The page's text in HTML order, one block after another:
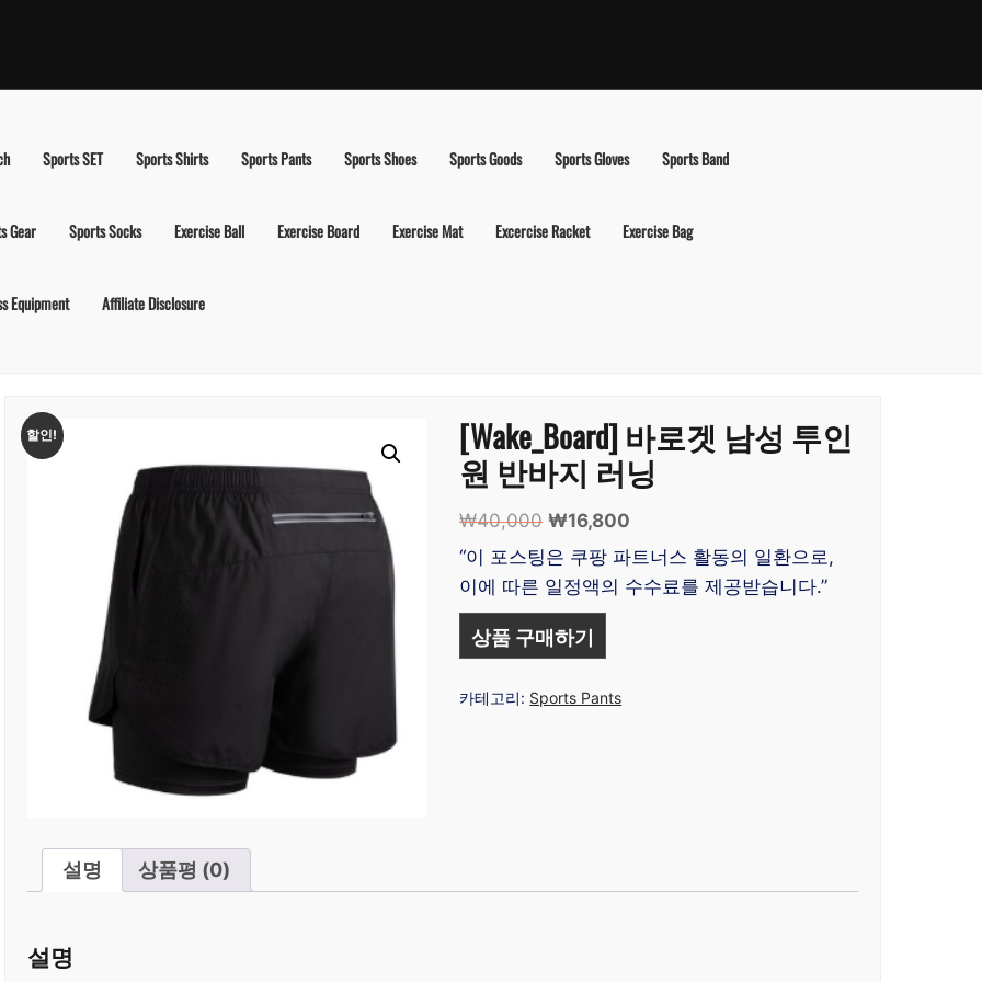
Sports SET Sports Shirts Sports Pants Sports Shoes Sports Goods Sports Gloves Sports Band
Gear Sports Socks Exercise Ball Exercise Board Exercise Mat Excercise Racket Exercise Bag
Equipment Affiliate Disclosure
할인! [Wake_Board] 바로겟 남성 투인
원 반바지 러닝
₩40,000 원
래
가
격:
₩40,000.
₩16,800
재
가
격:
“이 포스팅은 쿠팡 파트너스 활동의 일환으로,
이에 따른 일정액의 수수료를 제공받습니다.”
상품 구매하기
카테고리: Sports Pants
설명 상품평 (0)
설명